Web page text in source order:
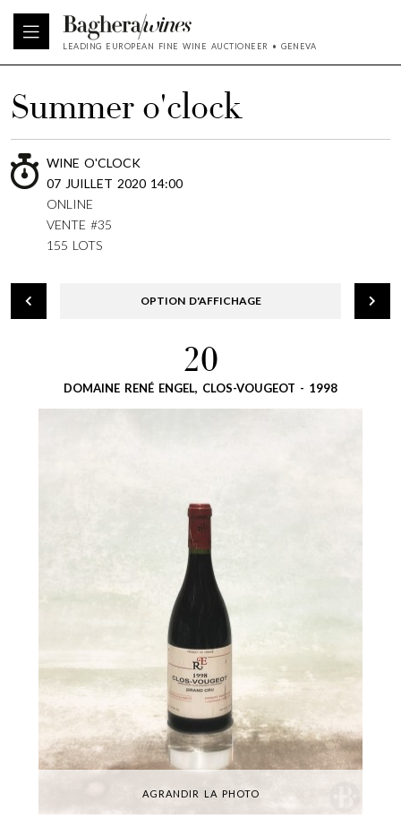
LEADING EUROPEAN FINE WINE AUCTIONEER • GENEVA
Summer o'clock
WINE O'CLOCK
07 JUILLET 2020 14:00
ONLINE
VENTE #35
155 LOTS
OPTION D'AFFICHAGE
20
DOMAINE RENÉ ENGEL, CLOS-VOUGEOT - 1998
AGRANDIR LA PHOTO